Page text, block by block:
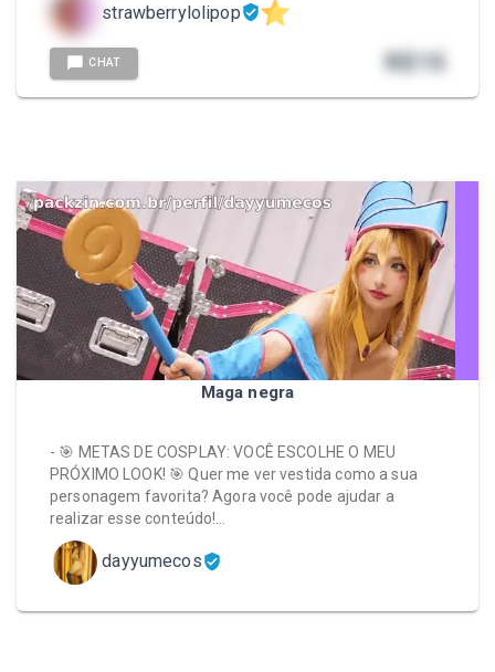
strawberrylolipop
CHAT R$15
Maga negra
- 🎯 METAS DE COSPLAY: VOCÊ ESCOLHE O MEU
PRÓXIMO LOOK! 🎯 Quer me ver vestida como a sua
personagem favorita? Agora você pode ajudar a
realizar esse conteúdo!…
dayyumecos